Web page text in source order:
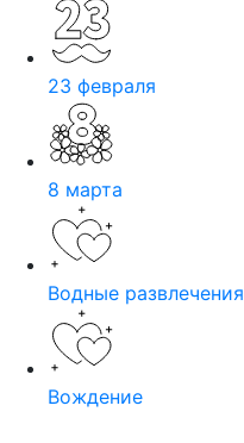
23 февраля
8 марта
Водные развлечения
Вождение